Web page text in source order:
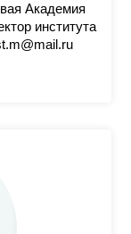
Академия
института